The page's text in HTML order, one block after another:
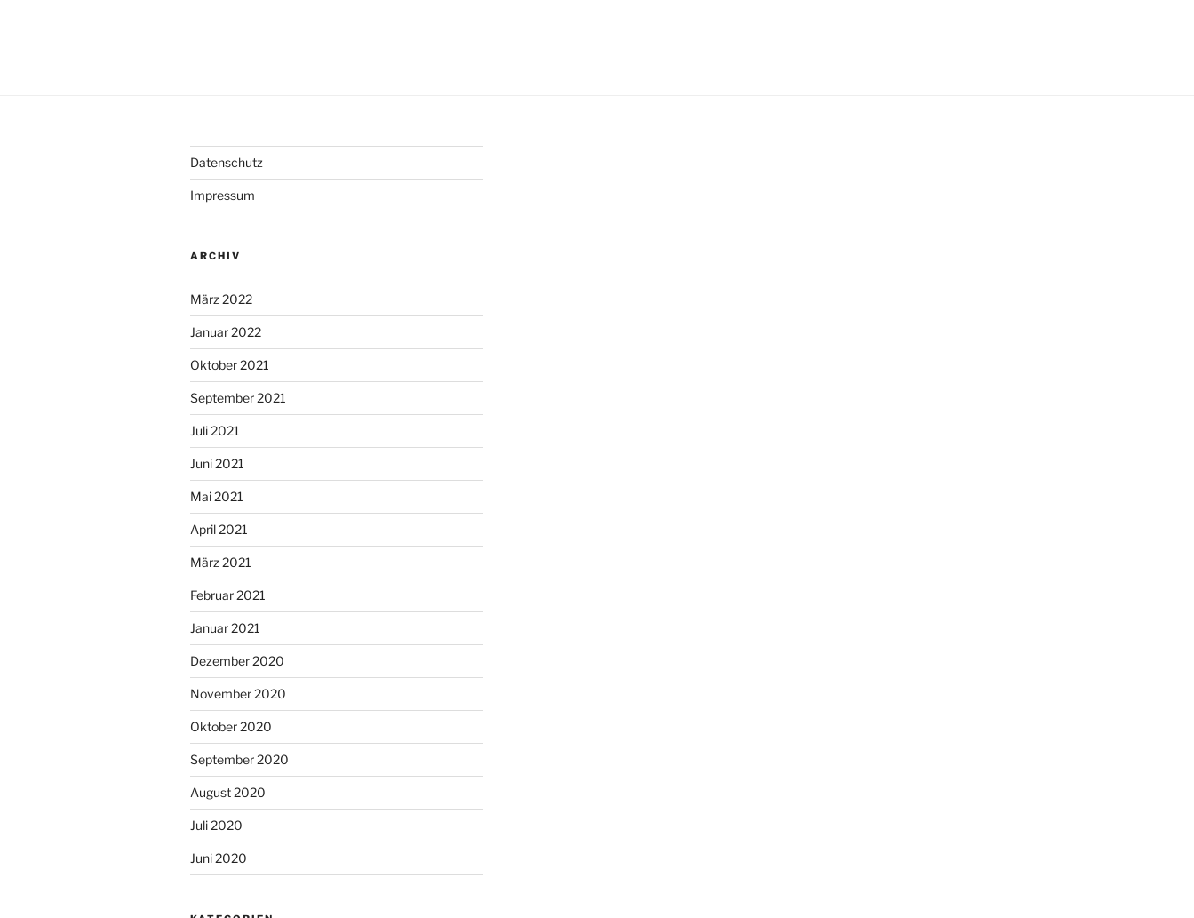
Datenschutz
Impressum
ARCHIV
März 2022
Januar 2022
Oktober 2021
September 2021
Juli 2021
Juni 2021
Mai 2021
April 2021
März 2021
Februar 2021
Januar 2021
Dezember 2020
November 2020
Oktober 2020
September 2020
August 2020
Juli 2020
Juni 2020